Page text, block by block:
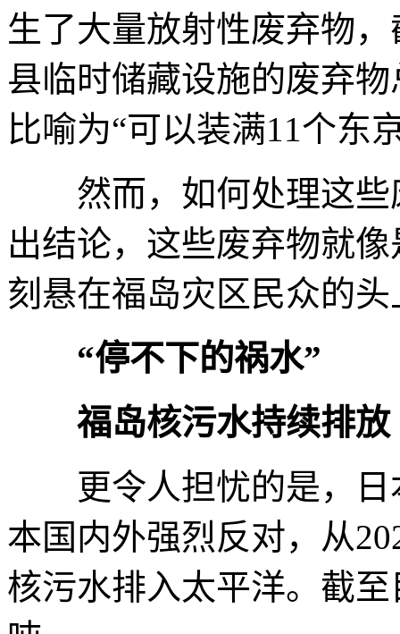
生了大量放射性废弃物
县临时储藏设施的废弃
比喻为“可以装满11个东
然而，如何处理这些
出结论，这些废弃物就
刻悬在福岛灾区民众的头
“停不下的祸水”
福岛核污水持续排放
更令人担忧的是，日
本国内外强烈反对，从
核污水排入太平洋。截